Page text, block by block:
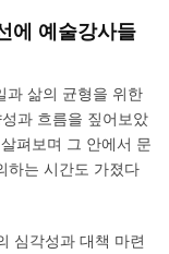
에 예술강사들
과 삶의 균형을 위한
과 흐름을 짚어보았
펴보며 그 안에서 문
하는 시간도 가졌다
심각성과 대책 마련